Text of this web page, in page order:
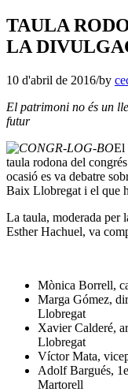
TAULA
LA
10 d'abril de 2016/by
El patrimoni no és un
futur
El
taula rodona del
ocasió es va debatre
Baix Llobregat i el que
La taula, moderada per
Esther Hachuel, va
Mònica Borrell,
Marga Gómez,
Llobregat
Xavier Calderé,
Llobregat
Víctor Mata,
Adolf Bargués,
Martorell